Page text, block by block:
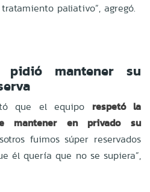
paliativo”, agregó.
pidió mantener su
que el equipo respetó la
mantener en privado su
fuimos súper reservados
él quería que no se supiera”,